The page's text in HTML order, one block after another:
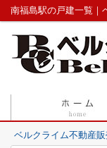
南福島駅の戸建一覧｜
ベルクライム不動産